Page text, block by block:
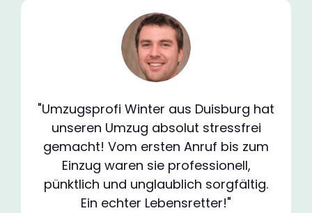
"Umzugsprofi Winter aus Duisburg hat
unseren Umzug absolut stressfrei
gemacht! Vom ersten Anruf bis zum
Einzug waren sie professionell,
pünktlich und unglaublich sorgfältig.
Ein echter Lebensretter!"